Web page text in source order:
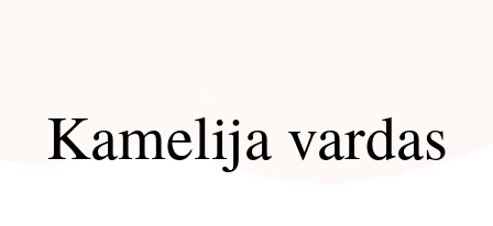
Kamelija vardas